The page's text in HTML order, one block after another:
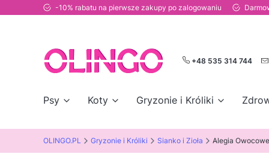
-10% rabatu na pierwsze zakupy po zalogowaniu
+48 535 314 744
Psy Koty Gryzonie i Króliki
OLINGO.PL Gryzonie i Króliki Sianko i Zioła Alegia